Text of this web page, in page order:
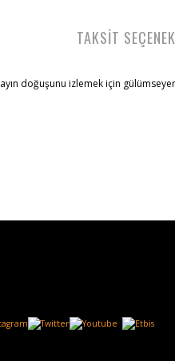
doğuşunu izlemek için
TAKSİT